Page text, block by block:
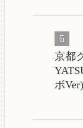
京都
ボVer)